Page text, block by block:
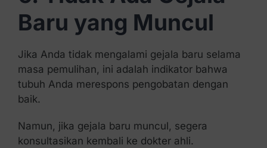
Baru yang Muncul
Jika Anda tidak mengalami gejala baru selama
masa pemulihan, ini adalah indikator bahwa
tubuh Anda merespons pengobatan dengan
baik.
Namun, jika gejala baru muncul, segera
konsultasikan kembali ke dokter ahli.